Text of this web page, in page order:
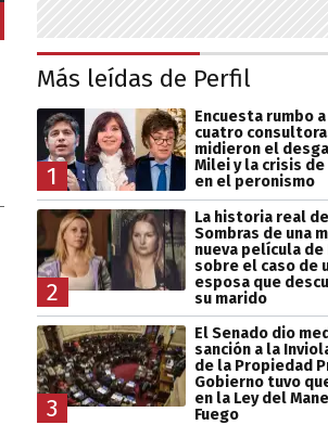
Más leídas de Perfil
1
Encuesta rumbo
cuatro
midieron el
Milei y la crisis
en el peronismo
2
La historia real
Sombras de una
nueva película
sobre el caso de
esposa que
su marido
3
El Senado dio
sanción a la
de la Propiedad
Gobierno tuvo
en la Ley del
Fuego